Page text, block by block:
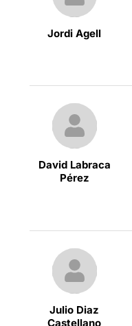
Jordi Agell
David Labraca
Pérez
Julio Diaz
Castellano